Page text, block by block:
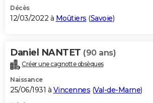
Décès
12/03/2022 à Moûtiers (Savoie)
Daniel NANTET (90 ans)
Créer une cagnotte obsèques
Naissance
25/06/1931 à Vincennes (Val-de-Marne)